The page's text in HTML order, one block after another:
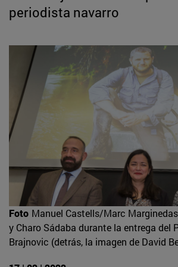
periodista navarro
Foto Manuel Castells/Marc
y Charo Sádaba durante la entrega del
Brajnovic (detrás, la imagen de David